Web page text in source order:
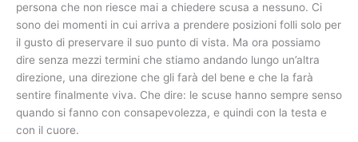
persona che non riesce mai a chiedere scusa a nessuno. Ci
sono dei momenti in cui arriva a prendere posizioni folli solo per
il gusto di preservare il suo punto di vista. Ma ora possiamo
dire senza mezzi termini che stiamo andando lungo un’altra
direzione, una direzione che gli farà del bene e che la farà
sentire finalmente viva. Che dire: le scuse hanno sempre senso
quando si fanno con consapevolezza, e quindi con la testa e
con il cuore.